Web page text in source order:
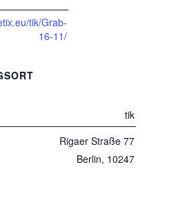
tik/Grab-
16-11/
tik
Rigaer Straße 77
Berlin, 10247